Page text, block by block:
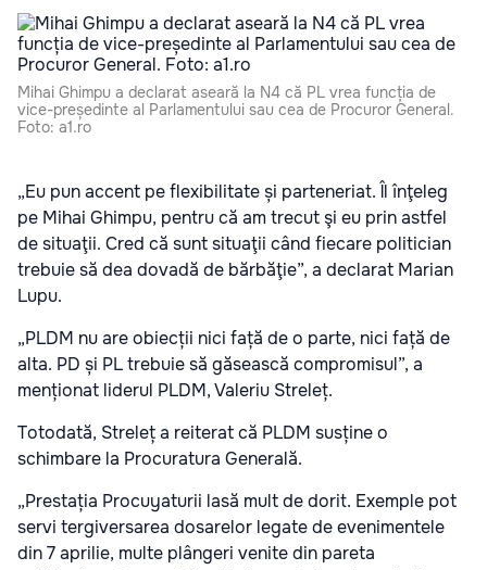
Mihai Ghimpu a declarat aseară la N4 că PL vrea funcția de
vice-președinte al Parlamentului sau cea de Procuror General.
Foto: a1.ro
„Eu pun accent pe flexibilitate și parteneriat. Îl înţeleg
pe Mihai Ghimpu, pentru că am trecut şi eu prin astfel
de situaţii. Cred că sunt situaţii când fiecare politician
trebuie să dea dovadă de bărbăţie”, a declarat Marian
Lupu.
„PLDM nu are obiecții nici față de o parte, nici față de
alta. PD și PL trebuie să găsească compromisul”, a
menționat liderul PLDM, Valeriu Streleț.
Totodată, Streleț a reiterat că PLDM susține o
schimbare la Procuratura Generală.
„Prestația Procuyaturii lasă mult de dorit. Exemple pot
servi tergiversarea dosarelor legate de evenimentele
din 7 aprilie, multe plângeri venite din pareta